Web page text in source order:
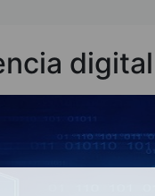
digital